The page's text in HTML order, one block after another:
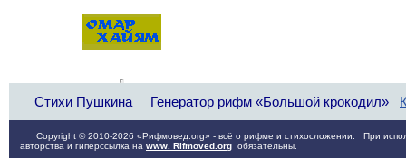
Стихи Пушкина Генератор рифм «Большой крокодил»
Copyright © 2010-2026 «Рифмовед.org» - всё о рифме и стихосложении. При
авторства и гиперссылка на www. Rifmoved.org обязательны.